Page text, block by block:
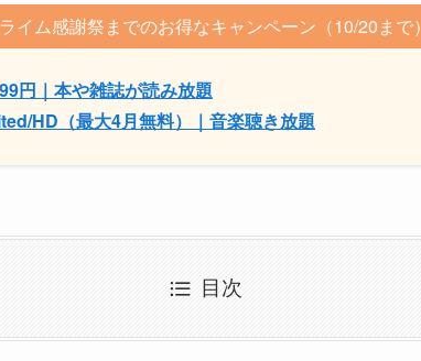
イム感謝祭までのお得なキャンペーン（10/20まで）
円｜本や雑誌が読み放題
HD（最大4月無料）｜音楽聴き放題
目次